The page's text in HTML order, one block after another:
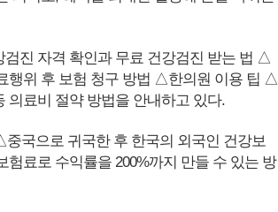
진 자격 확인과 무료 건강검진 받는 법 △
행위 후 보험 청구 방법 △한의원 이용 팁 △
의료비 절약 방법을 안내하고 있다.
중국으로 귀국한 후 한국의 외국인 건강보
료로 수익률을 200%까지 만들 수 있는 방